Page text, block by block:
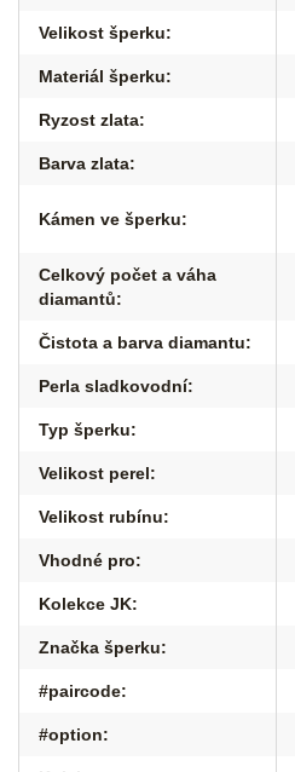
Velikost šperku:
Materiál šperku:
Ryzost zlata:
Barva zlata:
Kámen ve šperku:
Celkový počet a váha
diamantů:
Čistota a barva diamantu:
Perla sladkovodní:
Typ šperku:
Velikost perel:
Velikost rubínu:
Vhodné pro:
Kolekce JK:
Značka šperku:
#paircode:
#option: